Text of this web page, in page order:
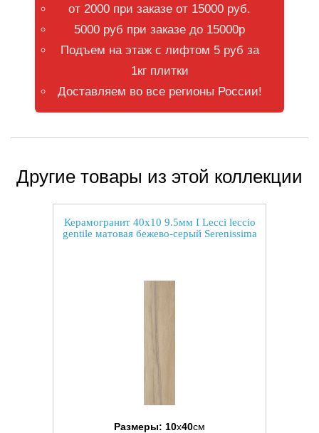
от 2000 при заказе от 15000 руб.
5000 руб при заказе до 15000р
Подъем на этаж с лифтом 5 руб за
1кг плитки
Доставляем во все регионы России!
Другие товары из этой коллекции
Керамогранит 40x10 9.5мм I Lecci leccio
gentile матовая бежево-серый Serenissima
Размеры: 10x40см